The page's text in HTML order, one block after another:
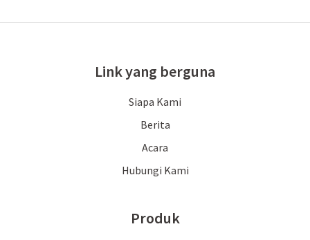
Link yang berguna
Siapa Kami
Berita
Acara
Hubungi Kami
Produk